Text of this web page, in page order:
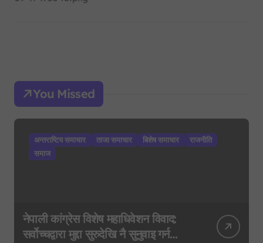
You Missed
अन्तराष्टिय समाचार ताजा समाचार बिशेष समाचार
राजनीति
समाज
नेपाली कांग्रेस विशेष महाधिवेशन विवाद:
सर्वोच्चद्वारा मुद्दा सुरुदेखि नै सुनुवाइ गर्न